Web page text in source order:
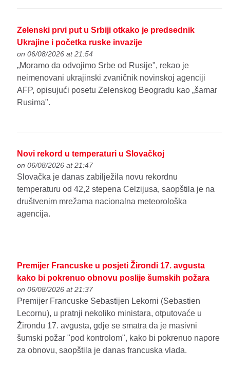
Zelenski prvi put u Srbiji otkako je predsednik
Ukrajine i početka ruske invazije
on 06/08/2026 at 21:54
„Moramo da odvojimo Srbe od Rusije", rekao je
neimenovani ukrajinski zvaničnik novinskoj agenciji
AFP, opisujući posetu Zelenskog Beogradu kao „šamar
Rusima".
Novi rekord u temperaturi u Slovačkoj
on 06/08/2026 at 21:47
Slovačka je danas zabilježila novu rekordnu
temperaturu od 42,2 stepena Celzijusa, saopštila je na
društvenim mrežama nacionalna meteorološka
agencija.
Premijer Francuske u posjeti Žirondi 17. avgusta
kako bi pokrenuo obnovu poslije šumskih požara
on 06/08/2026 at 21:37
Premijer Francuske Sebastijen Lekorni (Sebastien
Lecornu), u pratnji nekoliko ministara, otputovaće u
Žirondu 17. avgusta, gdje se smatra da je masivni
šumski požar "pod kontrolom", kako bi pokrenuo napore
za obnovu, saopštila je danas francuska vlada.